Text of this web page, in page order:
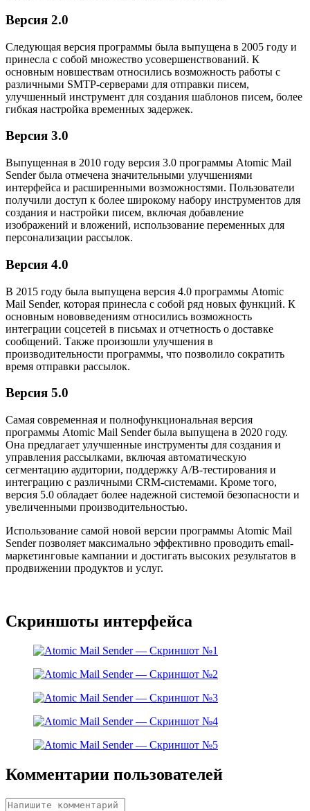
Версия 2.0
Следующая версия программы была выпущена в 2005 году и
принесла с собой множество усовершенствований. К
основным новшествам относились возможность работы с
различными SMTP-серверами для отправки писем,
улучшенный инструмент для создания шаблонов писем, более
гибкая настройка временных задержек.
Версия 3.0
Выпущенная в 2010 году версия 3.0 программы Atomic Mail
Sender была отмечена значительными улучшениями
интерфейса и расширенными возможностями. Пользователи
получили доступ к более широкому набору инструментов для
создания и настройки писем, включая добавление
изображений и вложений, использование переменных для
персонализации рассылок.
Версия 4.0
В 2015 году была выпущена версия 4.0 программы Atomic
Mail Sender, которая принесла с собой ряд новых функций. К
основным нововведениям относились возможность
интеграции соцсетей в письмах и отчетность о доставке
сообщений. Также произошли улучшения в
производительности программы, что позволило сократить
время отправки рассылок.
Версия 5.0
Самая современная и полнофункциональная версия
программы Atomic Mail Sender была выпущена в 2020 году.
Она предлагает улучшенные инструменты для создания и
управления рассылками, включая автоматическую
сегментацию аудитории, поддержку A/B-тестирования и
интеграцию с различными CRM-системами. Кроме того,
версия 5.0 обладает более надежной системой безопасности и
увеличенными производительностью.
Использование самой новой версии программы Atomic Mail
Sender позволяет максимально эффективно проводить email-
маркетинговые кампании и достигать высоких результатов в
продвижении продуктов и услуг.
Скриншоты интерфейса
Комментарии пользователей